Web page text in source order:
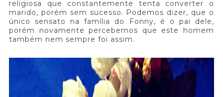
religiosa que constantemente tenta converter o
marido, porém sem sucesso. Podemos dizer, que o
único sensato na família do Fonny, é o pai dele,
porém novamente percebemos que este homem
também nem sempre foi assim.